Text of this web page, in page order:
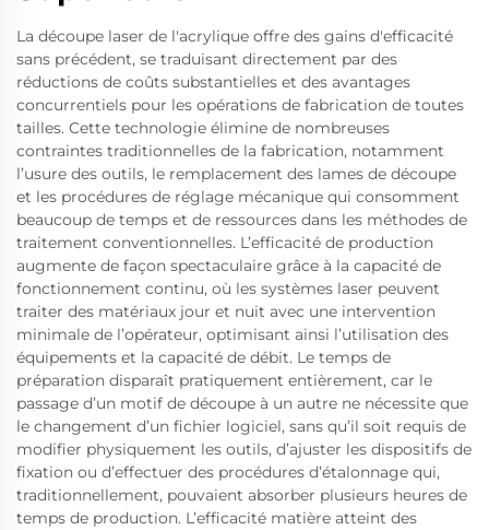
La découpe laser de l'acrylique offre des gains d'efficacité
sans précédent, se traduisant directement par des
réductions de coûts substantielles et des avantages
concurrentiels pour les opérations de fabrication de toutes
tailles. Cette technologie élimine de nombreuses
contraintes traditionnelles de la fabrication, notamment
l’usure des outils, le remplacement des lames de découpe
et les procédures de réglage mécanique qui consomment
beaucoup de temps et de ressources dans les méthodes de
traitement conventionnelles. L’efficacité de production
augmente de façon spectaculaire grâce à la capacité de
fonctionnement continu, où les systèmes laser peuvent
traiter des matériaux jour et nuit avec une intervention
minimale de l’opérateur, optimisant ainsi l’utilisation des
équipements et la capacité de débit. Le temps de
préparation disparaît pratiquement entièrement, car le
passage d’un motif de découpe à un autre ne nécessite que
le changement d’un fichier logiciel, sans qu’il soit requis de
modifier physiquement les outils, d’ajuster les dispositifs de
fixation ou d’effectuer des procédures d’étalonnage qui,
traditionnellement, pouvaient absorber plusieurs heures de
temps de production. L’efficacité matière atteint des